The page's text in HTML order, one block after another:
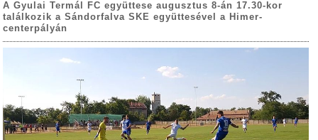
A Gyulai Termál FC együttese augusztus 8-án 17.30-kor
találkozik a Sándorfalva SKE együttesével a Himer-
centerpályán